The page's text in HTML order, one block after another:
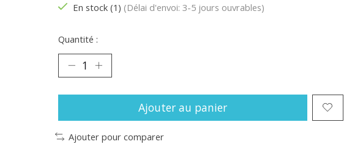
En stock (1) (Délai d'envoi: 3-5 jours ouvrables)
Quantité :
Ajouter au panier
Ajouter pour comparer